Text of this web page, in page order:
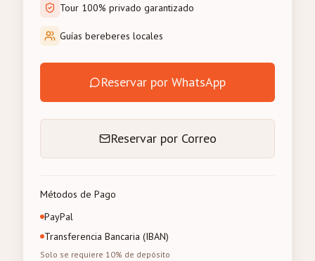
Tour 100% privado garantizado
Guías bereberes locales
Reservar por WhatsApp
Reservar por Correo
Métodos de Pago
PayPal
Transferencia Bancaria (IBAN)
Solo se requiere 10% de depósito